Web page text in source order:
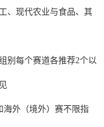
、现代农业与食品、其
别每个赛道各推荐2个以
海外（境外）赛不限指